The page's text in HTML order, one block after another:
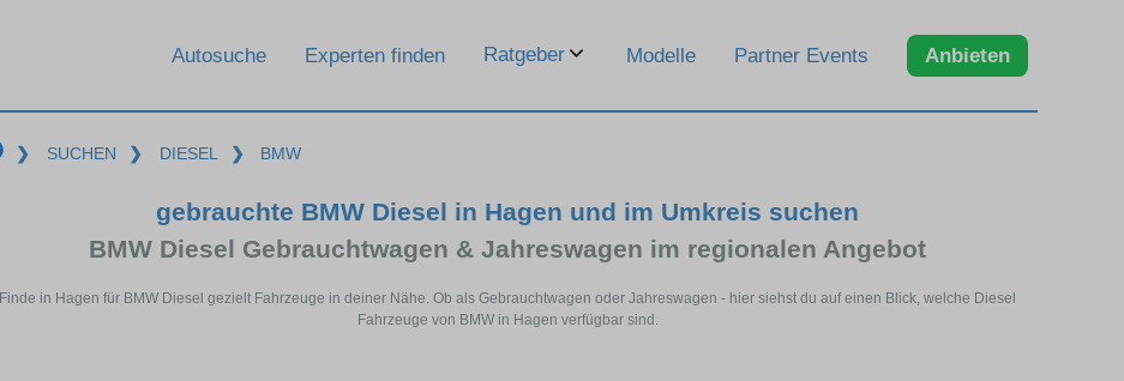
Autosuche Experten finden Ratgeber Modelle Partner Events Anbieten
❯ SUCHEN ❯ DIESEL ❯ BMW
gebrauchte BMW Diesel in Hagen und im Umkreis suchen
BMW Diesel Gebrauchtwagen & Jahreswagen im regionalen Angebot
Finde in Hagen für BMW Diesel gezielt Fahrzeuge in deiner Nähe. Ob als Gebrauchtwagen oder Jahreswagen - hier siehst du auf einen Blick, welche Diesel
Fahrzeuge von BMW in Hagen verfügbar sind.